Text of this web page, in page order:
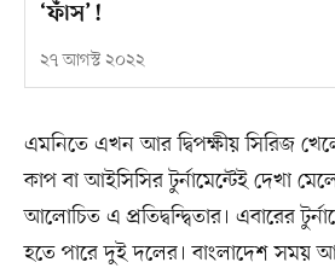
‘ফাঁস’!
২৭ আগস্ট ২০২২
এমনিতে এখন আর দ্বিপক্ষীয় সিরিজ
কাপ বা আইসিসির টুর্নামেন্টেই দেখা
আলোচিত এ প্রতিদ্বন্দ্বিতার। এবারের
হতে পারে দুই দলের। বাংলাদেশ সময়